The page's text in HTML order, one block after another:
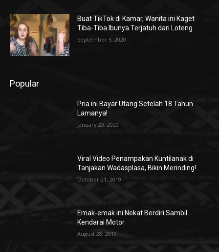
Buat TikTok di Kamar, Wanita ini Kaget
Tiba-Tiba Ibunya Terjatuh dari Loteng
September 5, 2020
Popular
Pria ini Bayar Utang Setelah 18 Tahun
Lamanya!
January 23, 2020
Viral Video Penampakan Kuntilanak di
Tanjakan Wadasplasa, Bikin Merinding!
October 21, 2019
Emak-emak ini Nekat Berdiri Sambil
Kendarai Motor
August 28, 2019